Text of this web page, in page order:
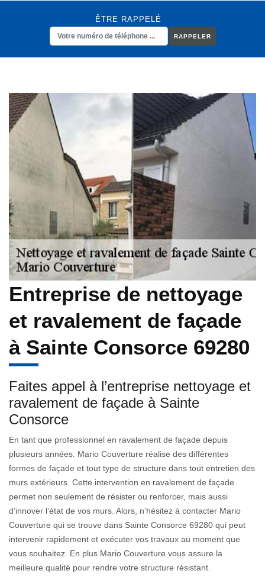
ÊTRE RAPPELÉ
Entreprise de nettoyage
et ravalement de façade
à Sainte Consorce 69280
Faites appel à l’entreprise nettoyage et
ravalement de façade à Sainte
Consorce
En tant que professionnel en ravalement de façade depuis
plusieurs années. Mario Couverture réalise des différentes
formes de façade et tout type de structure dans tout entretien des
murs extérieurs. Cette intervention en ravalement de façade
permet non seulement de résister ou renforcer, mais aussi
d’innover l’état de vos murs. Alors, n’hésitez à contacter Mario
Couverture qui se trouve dans Sainte Consorce 69280 qui peut
intervenir rapidement et exécuter vos travaux au moment que
vous souhaitez. En plus Mario Couverture vous assure la
meilleure qualité pour rendre votre structure résistant.